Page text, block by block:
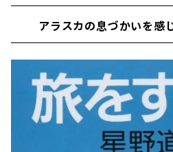
アラスカの息づかいを感